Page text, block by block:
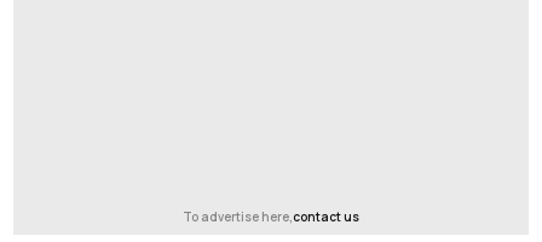
To advertise here,contact us